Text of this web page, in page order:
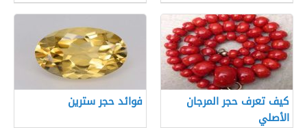
كيف تعرف حجر المرجان
الأصلي
فوائد حجر سترين